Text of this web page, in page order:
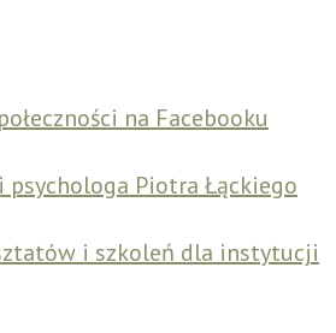
na Facebooku
psychologa Piotra Łąckiego
i szkoleń dla instytucji